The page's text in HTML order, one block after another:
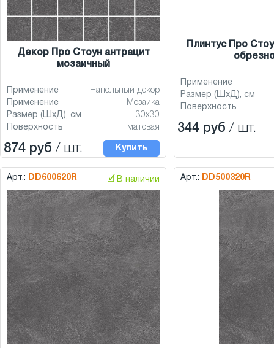
Декор Про Стоун антрацит
мозаичный
Применение
Напольный декор
Применение
Мозаика
Размер (ШхД), см
30x30
Поверхность
матовая
874 руб / шт. Купить
Плинтус Про
Применение
Размер (ШхД), см
Поверхность
344 руб / шт.
Арт.: DD600620R 🗹 В наличии Арт.: DD500320R